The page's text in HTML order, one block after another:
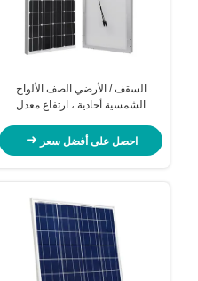
السقف / الأرضي الصف الألواح
الشمسية أحادية ، ارتفاع معدل
احصل على أفضل سعر